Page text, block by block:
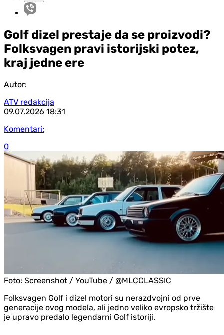
Golf dizel prestaje da se proizvodi?
Folksvagen pravi istorijski potez,
kraj jedne ere
Autor:
ATV redakcija
09.07.2026 18:31
Komentari:
0
Foto: Screenshot / YouTube / @MLCCLASSIC
Folksvagen Golf i dizel motori su nerazdvojni od prve
generacije ovog modela, ali jedno veliko evropsko tržište
je upravo predalo legendarni Golf istoriji.